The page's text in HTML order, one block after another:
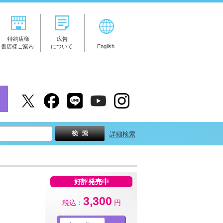
特約店様
書店様ご案内
広告
について
English
詳細検索
好評発売中
税込： 3,300 円